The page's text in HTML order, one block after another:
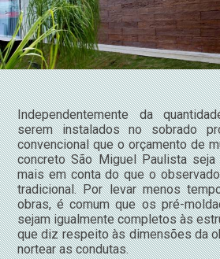
Independentemente da
serem instalados no sobrado
convencional que o orçamento de
concreto São Miguel Paulista
mais em conta do que o
tradicional. Por levar menos
obras, é comum que os pré-
sejam igualmente completos às
que diz respeito às dimensões da
nortear as condutas.